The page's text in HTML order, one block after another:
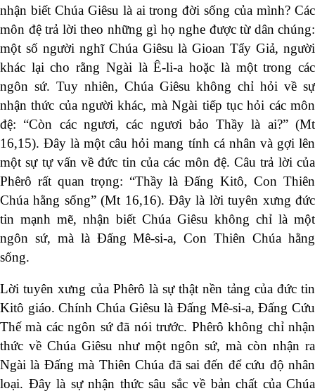
nhận biết Chúa Giêsu là ai trong đời sống của mình? Các
môn đệ trả lời theo những gì họ nghe được từ dân chúng:
một số người nghĩ Chúa Giêsu là Gioan Tẩy Giả, người
khác lại cho rằng Ngài là Ê-li-a hoặc là một trong các
ngôn sứ. Tuy nhiên, Chúa Giêsu không chỉ hỏi về sự
nhận thức của người khác, mà Ngài tiếp tục hỏi các môn
đệ: “Còn các ngươi, các ngươi bảo Thầy là ai?” (Mt
16,15). Đây là một câu hỏi mang tính cá nhân và gợi lên
một sự tự vấn về đức tin của các môn đệ. Câu trả lời của
Phêrô rất quan trọng: “Thầy là Đấng Kitô, Con Thiên
Chúa hằng sống” (Mt 16,16). Đây là lời tuyên xưng đức
tin mạnh mẽ, nhận biết Chúa Giêsu không chỉ là một
ngôn sứ, mà là Đấng Mê-si-a, Con Thiên Chúa hằng
sống.
Lời tuyên xưng của Phêrô là sự thật nền tảng của đức tin
Kitô giáo. Chính Chúa Giêsu là Đấng Mê-si-a, Đấng Cứu
Thế mà các ngôn sứ đã nói trước. Phêrô không chỉ nhận
thức về Chúa Giêsu như một ngôn sứ, mà còn nhận ra
Ngài là Đấng mà Thiên Chúa đã sai đến để cứu độ nhân
loại. Đây là sự nhận thức sâu sắc về bản chất của Chúa